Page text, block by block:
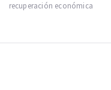
recuperación económica